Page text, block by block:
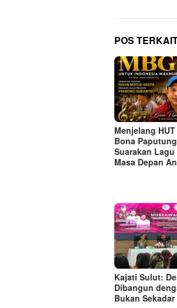
POS
Menjelang
Bona
Suarakan
Masa Depan
Kajati Sulut:
Dibangun
Bukan